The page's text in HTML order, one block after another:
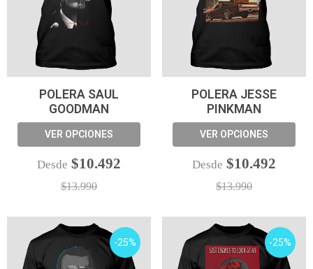
POLERA SAUL
GOODMAN
VER OPCIONES
Desde $10.492
$13.990
POLERA JESSE
PINKMAN
VER OPCIONES
Desde $10.492
$13.990
-25% -25%